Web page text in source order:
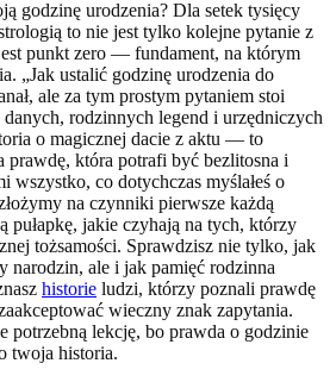
godzinę urodzenia? Dla setek tysięcy
to nie jest tylko kolejne pytanie z
punkt zero — fundament, na którym
„Jak ustalić godzinę urodzenia do
ale za tym prostym pytaniem stoi
rodzinnych legend i urzędniczych
o magicznej dacie z aktu — to
prawdę, która potrafi być bezlitosna i
co dotychczas myślałeś o
na czynniki pierwsze każdą
pułapkę, jakie czyhają na tych, którzy
tożsamości. Sprawdzisz nie tylko, jak
narodzin, ale i jak pamięć rodzinna
historie ludzi, którzy poznali prawdę
wieczny znak zapytania.
potrzebną lekcję, bo prawda o godzinie
twoja historia.